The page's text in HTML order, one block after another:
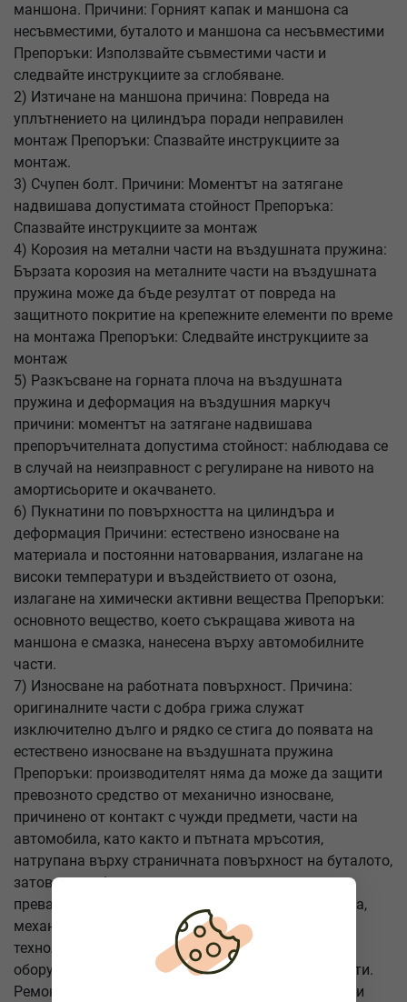
маншона. Причини: Горният капак и маншона са
несъвместими, буталото и маншона са несъвместими
Препоръки: Използвайте съвместими части и
следвайте инструкциите за сглобяване.
2) Изтичане на маншона причина: Повреда на
уплътнението на цилиндъра поради неправилен
монтаж Препоръки: Спазвайте инструкциите за
монтаж.
3) Счупен болт. Причини: Моментът на затягане
надвишава допустимата стойност Препоръка:
Спазвайте инструкциите за монтаж
4) Корозия на метални части на въздушната пружина:
Бързата корозия на металните части на въздушната
пружина може да бъде резултат от повреда на
защитното покритие на крепежните елементи по време
на монтажа Препоръки: Следвайте инструкциите за
монтаж
5) Разкъсване на горната плоча на въздушната
пружина и деформация на въздушния маркуч
причини: моментът на затягане надвишава
препоръчителната допустима стойност: наблюдава се
в случай на неизправност с регулиране на нивото на
амортисьорите и окачването.
6) Пукнатини по повърхността на цилиндъра и
деформация Причини: естествено износване на
материала и постоянни натоварвания, излагане на
високи температури и въздействието от озона,
излагане на химически активни вещества Препоръки:
основното вещество, което съкращава живота на
маншона е смазка, нанесена върху автомобилните
части.
7) Износване на работната повърхност. Причина:
оригиналните части с добра грижа служат
изключително дълго и рядко се стига до появата на
естествено износване на въздушната пружина
Препоръки: производителят няма да може да защити
превозното средство от механично износване,
причинено от контакт с чужди предмети, части на
автомобила, като както и пътната мръсотия,
натрупана върху страничната повърхност на буталото,
затова е необходимо редовно да се прави
превантивна диагностика.За ремонт на ремаркета,
механиците на AWHelp24 използват съвременни
технологии. Услугата AWHelp24 съдържа цялото
оборудване, което е необходимо за такива ремонти.
Ремонтите се извършват от висококвалифицирани